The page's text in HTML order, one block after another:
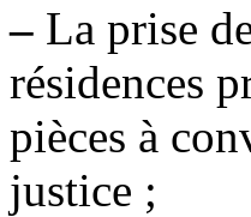
– La prise
résidences
pièces à
justice ;